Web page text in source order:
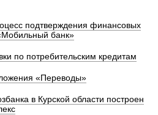
подтверждения финансовых
банк»
по потребительским кредитам
«Переводы»
в Курской области построен